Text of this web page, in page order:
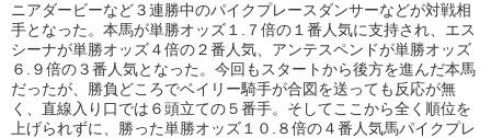
ニアダービーなど３連勝中のパイクプレースダンサーなどが対戦相
手となった。本馬が単勝オッズ１.７倍の１番人気に支持され、エス
シーナが単勝オッズ４倍の２番人気、アンテスペンドが単勝オッズ
６.９倍の３番人気となった。今回もスタートから後方を進んだ本馬
だったが、勝負どころでベイリー騎手が合図を送っても反応が無
く、直線入り口では６頭立ての５番手。そしてここから全く順位を
上げられずに、勝った単勝オッズ１０.８倍の４番人気馬パイクプレ